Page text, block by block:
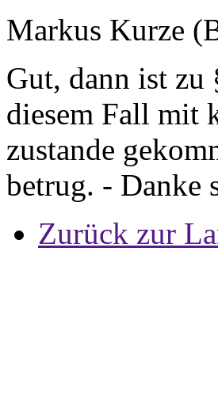
Markus Kurze
Gut, dann ist zu
diesem Fall mit
zustande
betrug. - Danke
Zurück zur